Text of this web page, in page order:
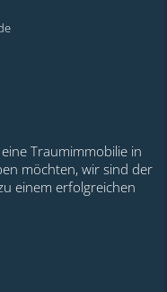
Traumimmobilie in
möchten, wir sind der
einem erfolgreichen